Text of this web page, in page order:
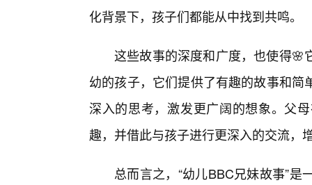
化背景下，孩子们都能从中找到共鸣。
这些故事的深度和广度，也使得🌸
幼的孩子，它们提供了有趣的故事和
深入的思考，激发更广阔的想象。父
趣，并借此与孩子进行更深入的交流，
总而言之，“幼儿BBC兄妹故事”